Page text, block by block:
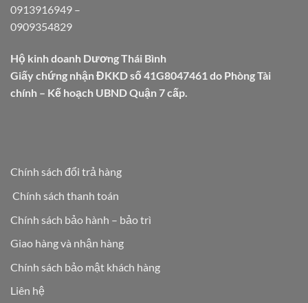
0913916949 –
0909354829
Hộ kinh doanh Dương Thái Bình
Giấy chứng nhận ĐKKD số 41G8047461 do Phòng Tài
chính – Kế hoạch UBND Quận 7 cấp.
Chính sách đổi trả hàng
Chính sách thanh toán
Chính sách bảo hành – bảo trì
Giao hàng và nhận hàng
Chính sách bảo mật khách hàng
Liên hệ